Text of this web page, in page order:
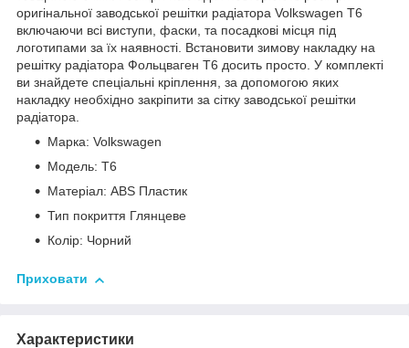
оригінальної заводської решітки радіатора Volkswagen T6
включаючи всі виступи, фаски, та посадкові місця під
логотипами за їх наявності. Встановити зимову накладку на
решітку радіатора Фольцваген Т6 досить просто. У комплекті
ви знайдете спеціальні кріплення, за допомогою яких
накладку необхідно закріпити за сітку заводської решітки
радіатора.
Марка: Volkswagen
Модель: T6
Матеріал: ABS Пластик
Тип покриття Глянцеве
Колір: Чорний
Приховати
Характеристики